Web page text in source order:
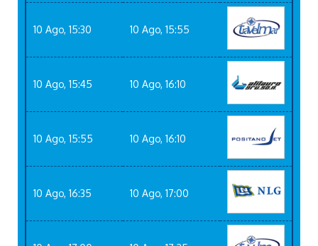
10 Ago, 15:30 10 Ago, 15:55
10 Ago, 15:45 10 Ago, 16:10
10 Ago, 15:55 10 Ago, 16:10
10 Ago, 16:35 10 Ago, 17:00